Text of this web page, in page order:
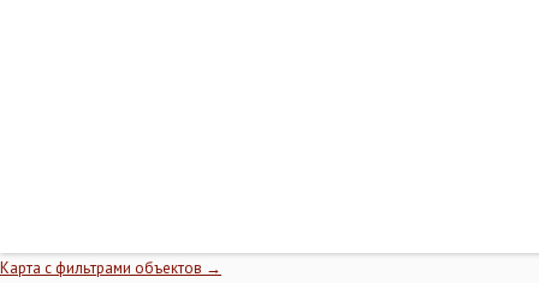
Карта с фильтрами объектов →